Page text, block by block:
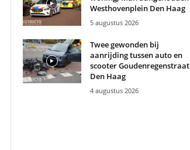
Westhovenplein Den Haag
5 augustus 2026
Twee gewonden bij
aanrijding tussen auto en
scooter Goudenregenstraat
Den Haag
4 augustus 2026